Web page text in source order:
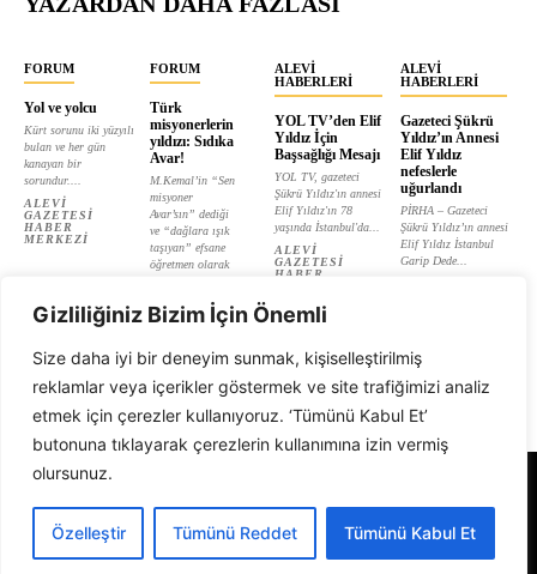
Gizliliğiniz Bizim İçin Önemli
Size daha iyi bir deneyim sunmak, kişiselleştirilmiş
reklamlar veya içerikler göstermek ve site trafiğimizi analiz
etmek için çerezler kullanıyoruz. ‘Tümünü Kabul Et’
butonuna tıklayarak çerezlerin kullanımına izin vermiş
olursunuz.
Özelleştir Tümünü Reddet Tümünü Kabul Et
FORUM
Yol ve yolcu
Kürt sorunu iki yüzyılı
bulan ve her gün
kanayan bir
sorundur....
ALEVI
GAZETESI
HABER
MERKEZI
FORUM
Türk
misyonerlerin
yıldızı: Sıdıka
Avar!
M.Kemal’in “Sen
misyoner
Avar’sın” dediği
ve “dağlara ışık
taşıyan” efsane
öğretmen olarak
ALEVI
GAZETESI
ALEVI
HABERLERI
YOL TV’den Elif
Yıldız İçin
Başsağlığı Mesajı
YOL TV, gazeteci
Şükrü Yıldız'ın annesi
Elif Yıldız'ın 78
yaşında İstanbul'da...
ALEVI
GAZETESI
HABER
ALEVI
HABERLERI
Gazeteci Şükrü
Yıldız’ın Annesi
Elif Yıldız
nefeslerle
uğurlandı
PİRHA – Gazeteci
Şükrü Yıldız’ın annesi
Elif Yıldız İstanbul
Garip Dede...
Alevi Gazetesi